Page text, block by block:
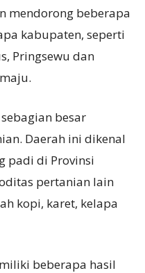
mendorong beberapa
kabupaten, seperti
Pringsewu dan
besar
Daerah ini dikenal
padi di Provinsi
pertanian lain
kopi, karet, kelapa
beberapa hasil